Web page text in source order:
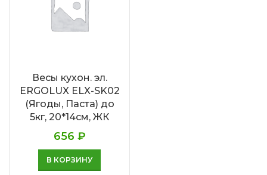
Весы кухон. эл.
ERGOLUX ELX-SK02
(Ягоды, Паста) до
5кг, 20*14см, ЖК
656 ₽
В КОРЗИНУ